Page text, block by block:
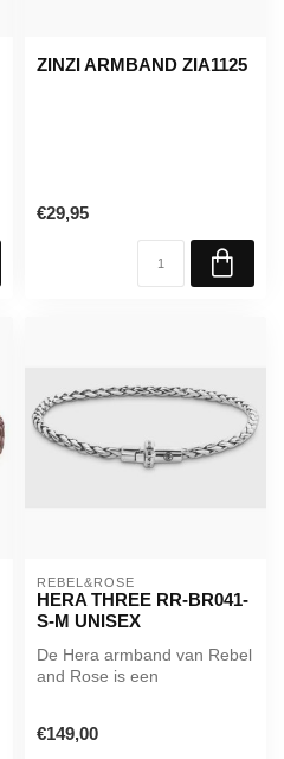
ZINZI ARMBAND ZIA1125
€29,95
REBEL&ROSE
HERA THREE RR-BR041-
S-M UNISEX
De Hera armband van Rebel
and Rose is een
€149,00